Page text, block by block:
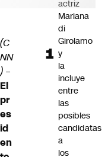
(C
NN
) –
El
pr
es
id
en
actriz
Mariana
di
Girolamo
y
la
incluye
entre
las
posibles
candidatas
a
los